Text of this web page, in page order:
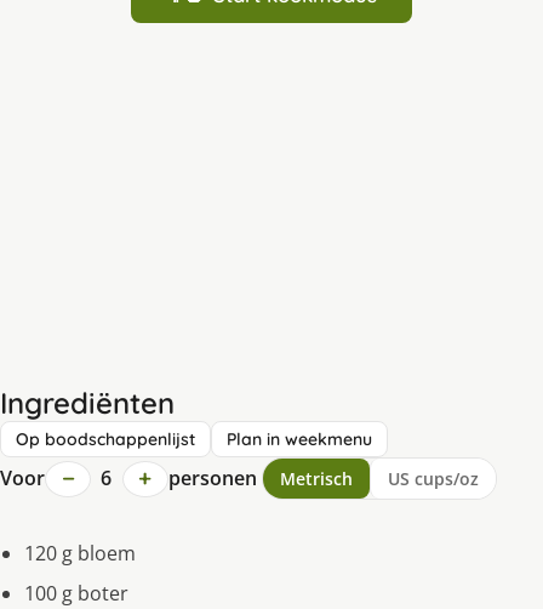
Ingrediënten
Op boodschappenlijst Plan in weekmenu
Voor − 6 + personen Metrisch US cups/oz
120 g bloem
100 g boter